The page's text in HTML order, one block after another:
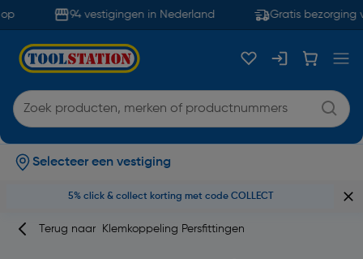
94 vestigingen in Nederland Gratis bezorging
Selecteer een vestiging
5% click & collect korting met code COLLECT
Terug naar Klemkoppeling Persfittingen